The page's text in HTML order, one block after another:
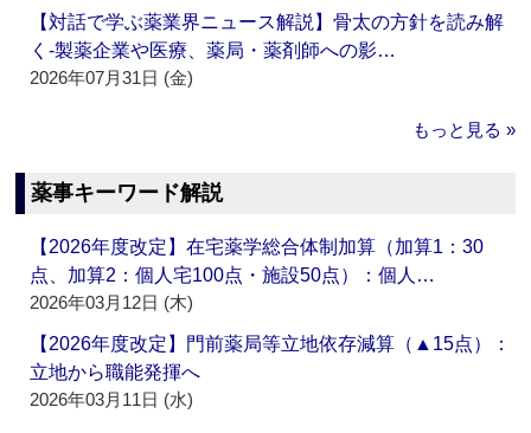
【対話で学ぶ薬業界ニュース解説】骨太の方針を読み解
く‐製薬企業や医療、薬局・薬剤師への影…
2026年07月31日 (金)
もっと見る »
薬事キーワード解説
【2026年度改定】在宅薬学総合体制加算（加算1：30
点、加算2：個人宅100点・施設50点）：個人…
2026年03月12日 (木)
【2026年度改定】門前薬局等立地依存減算（▲15点）：
立地から職能発揮へ
2026年03月11日 (水)